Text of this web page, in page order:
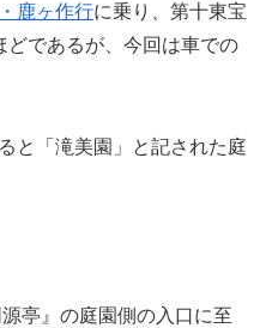
鹿ヶ作行に乗り、第十東宝
どであるが、今回は車での
と「滝美園」と記された庭
亭』の庭園側の入口に至